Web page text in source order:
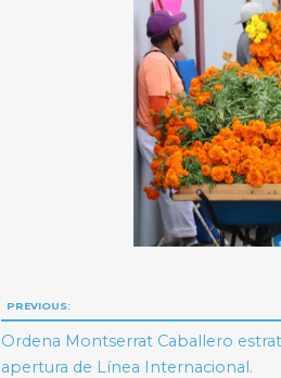
Navegación
de
PREVIOUS:
Ordena Montserrat Caballero
apertura de Línea Internacional.